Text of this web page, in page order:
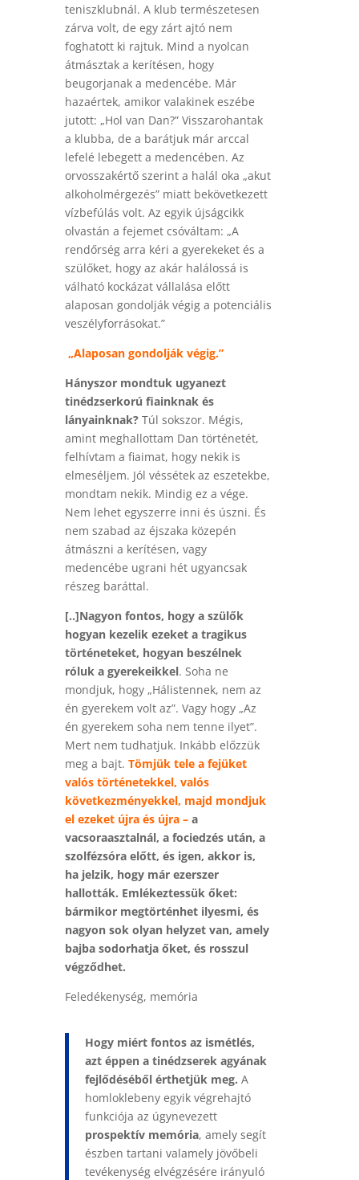
teniszklubnál. A klub természetesen
zárva volt, de egy zárt ajtó nem
foghatott ki rajtuk. Mind a nyolcan
átmásztak a kerítésen, hogy
beugorjanak a medencébe. Már
hazaértek, amikor valakinek eszébe
jutott: „Hol van Dan?” Visszarohantak
a klubba, de a barátjuk már arccal
lefelé lebegett a medencében. Az
orvosszakértő szerint a halál oka „akut
alkoholmérgezés” miatt bekövetkezett
vízbefúlás volt. Az egyik újságcikk
olvastán a fejemet csóváltam: „A
rendőrség arra kéri a gyerekeket és a
szülőket, hogy az akár halálossá is
válható kockázat vállalása előtt
alaposan gondolják végig a potenciális
veszélyforrásokat.”
„Alaposan gondolják végig.”
Hányszor mondtuk ugyanezt
tinédzserkorú fiainknak és
lányainknak?Túl sokszor. Mégis,
amint meghallottam Dan történetét,
felhívtam a fiaimat, hogy nekik is
elmeséljem. Jól véssétek az eszetekbe,
mondtam nekik. Mindig ez a vége.
Nem lehet egyszerre inni és úszni. És
nem szabad az éjszaka közepén
átmászni a kerítésen, vagy
medencébe ugrani hét ugyancsak
részeg baráttal.
[..]Nagyon fontos, hogy a szülők
hogyan kezelik ezeket a tragikus
történeteket, hogyan beszélnek
róluk a gyerekeikkel. Soha ne
mondjuk, hogy „Hálistennek, nem az
én gyerekem volt az”. Vagy hogy „Az
én gyerekem soha nem tenne ilyet”.
Mert nem tudhatjuk. Inkább előzzük
meg a bajt. Tömjük tele a fejüket
valós történetekkel, valós
következményekkel, majd mondjuk
el ezeket újra és újra –a
vacsoraasztalnál, a fociedzés után, a
szolfézsóra előtt, és igen, akkor is,
ha jelzik, hogy már ezerszer
hallották. Emlékeztessük őket:
bármikor megtörténhet ilyesmi, és
nagyon sok olyan helyzet van, amely
bajba sodorhatja őket, és rosszul
végződhet.
Feledékenység, memória
Hogy miért fontos az ismétlés,
azt éppen a tinédzserek agyának
fejlődéséből érthetjük meg. A
homloklebeny egyik végrehajtó
funkciója az úgynevezett
prospektív memória, amely segít
észben tartani valamely jövőbeli
tevékenység elvégzésére irányuló